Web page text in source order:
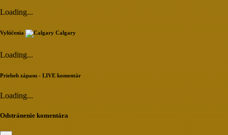
Loading...
Vylúčenia Calgary
Loading...
Priebeh zápasu - LIVE komentár
Loading...
Odstránenie komentára